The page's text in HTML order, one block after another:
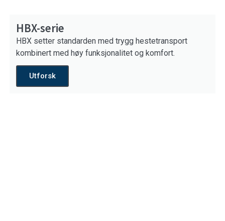
HBX-serie
HBX setter standarden med trygg hestetransport
kombinert med høy funksjonalitet og komfort.
Utforsk